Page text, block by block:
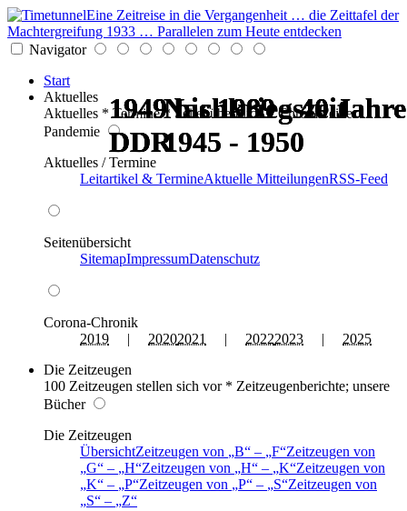
Eine Zeitreise in die Vergangenheit … die Zeittafel der
Machtergreifung 1933 … Parallelen zum Heute entdecken
Navigator
Start
Aktuelles
Aktuelles * Termine * Seitenüberblick * Chronik einer
Pandemie
Aktuelles / Termine
Leitartikel & TermineAktuelle MitteilungenRSS-Feed
Seitenübersicht
SitemapImpressumDatenschutz
Corona-Chronik
2019 | 20202021 | 20222023 | 2025
Die Zeitzeugen
100 Zeitzeugen stellen sich vor * Zeitzeugenberichte; unsere
Bücher
Die Zeitzeugen
ÜbersichtZeitzeugen von B – F Zeitzeugen von
G
– H Zeitzeugen von H – K Zeitzeugen von
K
– P Zeitzeugen von P – S Zeitzeugen von
S
–
Z
1949 bis 1989 - 40 Jahre
DDR
Nachkriegszeit
1945 - 1950
1949 bis 1989 - 40 Jahre
DDR
1949 bis 1989 - 40 Jahre
DDR
Nachkriegszeit
1945 - 1950
1949 bis 1989 - 40 Jahre
DDR